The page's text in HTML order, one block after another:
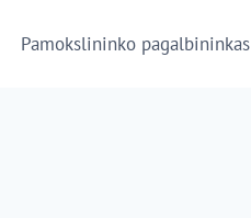
Pamokslininko pagalbininkas